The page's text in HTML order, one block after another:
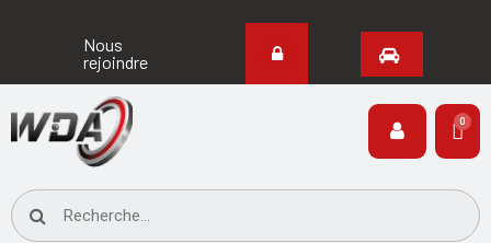
Nous
rejoindre